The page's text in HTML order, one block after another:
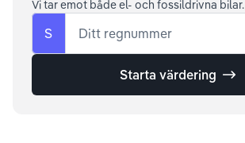
Vi tar emot både el- och fossildrivna bilar.
S Ditt regnummer
Starta värdering